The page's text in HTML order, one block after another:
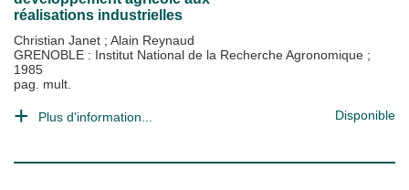
réalisations industrielles
Christian Janet ; Alain Reynaud
GRENOBLE : Institut National de la Recherche Agronomique ;
1985
pag. mult.
Plus d'information... Disponible